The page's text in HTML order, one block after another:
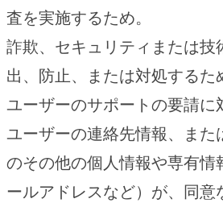
査を実施するため。
詐欺、セキュリティまたは技
出、防止、または対処するた
ユーザーのサポートの要請に
ユーザーの連絡先情報、また
のその他の個人情報や専有情
ールアドレスなど）が、同意